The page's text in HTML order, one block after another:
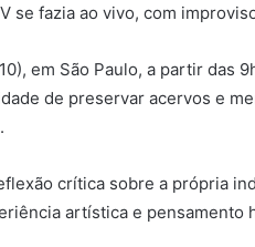
se fazia ao vivo, com
em São Paulo, a partir das
de preservar acervos e
crítica sobre a própria
artística e pensamento